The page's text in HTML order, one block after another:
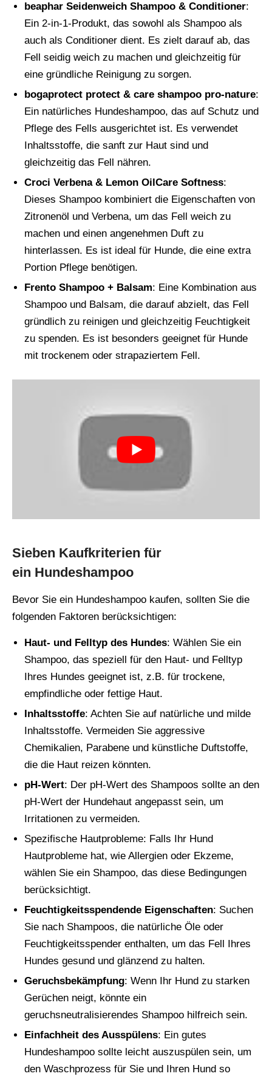
beaphar Seidenweich Shampoo & Conditioner:
Ein 2-in-1-Produkt, das sowohl als Shampoo als
auch als Conditioner dient. Es zielt darauf ab, das
Fell seidig weich zu machen und gleichzeitig für
eine gründliche Reinigung zu sorgen.
bogaprotect protect & care shampoo pro-nature:
Ein natürliches Hundeshampoo, das auf Schutz und
Pflege des Fells ausgerichtet ist. Es verwendet
Inhaltsstoffe, die sanft zur Haut sind und
gleichzeitig das Fell nähren.
Croci Verbena & Lemon OilCare Softness:
Dieses Shampoo kombiniert die Eigenschaften von
Zitronenöl und Verbena, um das Fell weich zu
machen und einen angenehmen Duft zu
hinterlassen. Es ist ideal für Hunde, die eine extra
Portion Pflege benötigen.
Frento Shampoo + Balsam: Eine Kombination aus
Shampoo und Balsam, die darauf abzielt, das Fell
gründlich zu reinigen und gleichzeitig Feuchtigkeit
zu spenden. Es ist besonders geeignet für Hunde
mit trockenem oder strapaziertem Fell​​.
Sieben Kaufkriterien für
ein Hundeshampoo
Bevor Sie ein Hundeshampoo kaufen, sollten Sie die
folgenden Faktoren berücksichtigen:
Haut- und Felltyp des Hundes: Wählen Sie ein
Shampoo, das speziell für den Haut- und Felltyp
Ihres Hundes geeignet ist, z.B. für trockene,
empfindliche oder fettige Haut.
Inhaltsstoffe: Achten Sie auf natürliche und milde
Inhaltsstoffe. Vermeiden Sie aggressive
Chemikalien, Parabene und künstliche Duftstoffe,
die die Haut reizen könnten.
pH-Wert: Der pH-Wert des Shampoos sollte an den
pH-Wert der Hundehaut angepasst sein, um
Irritationen zu vermeiden.
Spezifische Hautprobleme: Falls Ihr Hund
Hautprobleme hat, wie Allergien oder Ekzeme,
wählen Sie ein Shampoo, das diese Bedingungen
berücksichtigt.
Feuchtigkeitsspendende Eigenschaften: Suchen
Sie nach Shampoos, die natürliche Öle oder
Feuchtigkeitsspender enthalten, um das Fell Ihres
Hundes gesund und glänzend zu halten.
Geruchsbekämpfung: Wenn Ihr Hund zu starken
Gerüchen neigt, könnte ein
geruchsneutralisierendes Shampoo hilfreich sein.
Einfachheit des Ausspülens: Ein gutes
Hundeshampoo sollte leicht auszuspülen sein, um
den Waschprozess für Sie und Ihren Hund so